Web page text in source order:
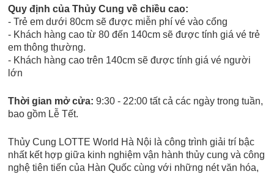
Quy định của Thủy Cung về chiều cao:
- Trẻ em dưới 80cm sẽ được miễn phí vé vào cổng
- Khách hàng cao từ 80 đến 140cm sẽ được tính giá vé trẻ
em thông thường.
- Khách hàng cao trên 140cm sẽ được tính giá vé người
lớn
Thời gian mở cửa: 9:30 - 22:00 tất cả các ngày trong tuần,
bao gồm Lễ Tết.
Thủy Cung LOTTE World Hà Nội là công trình giải trí bậc
nhất kết hợp giữa kinh nghiệm vận hành thủy cung và công
nghệ tiên tiến của Hàn Quốc cùng với những nét văn hóa,